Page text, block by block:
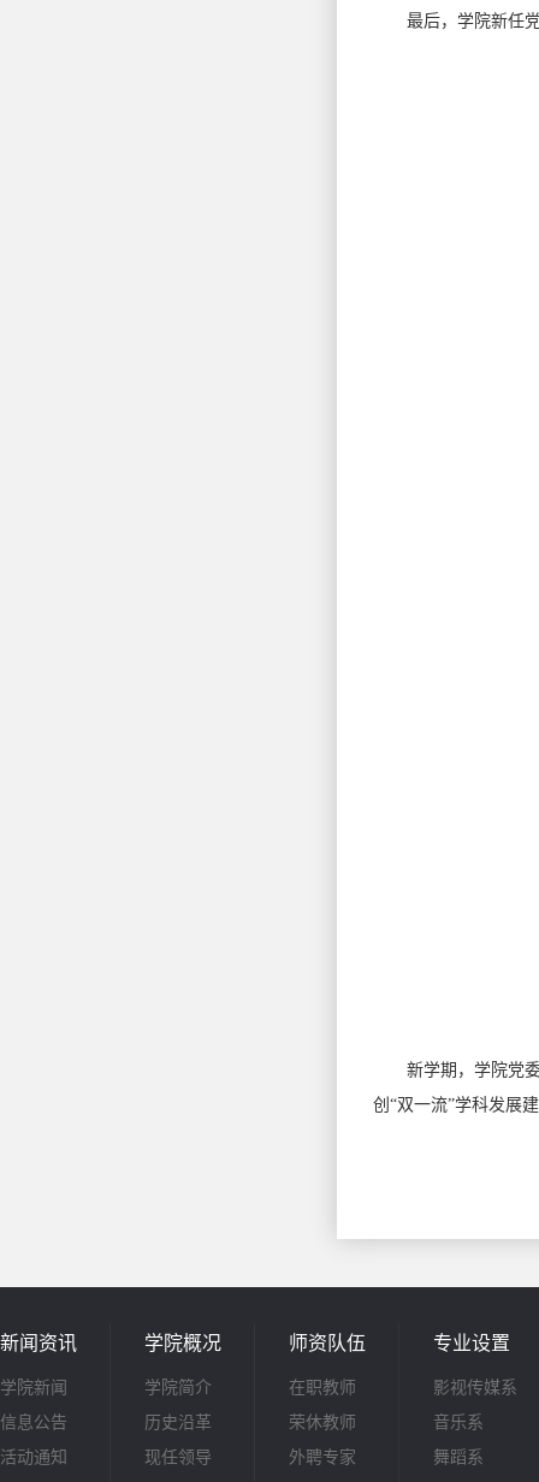
最后，学院新任
新学期，学院党
创“双一流”学科发展
新闻资讯
学院新闻
信息公告
活动通知
学院概况
学院简介
历史沿革
现任领导
师资队伍
在职教师
荣休教师
外聘专家
专业设置
影视传媒系
音乐系
舞蹈系